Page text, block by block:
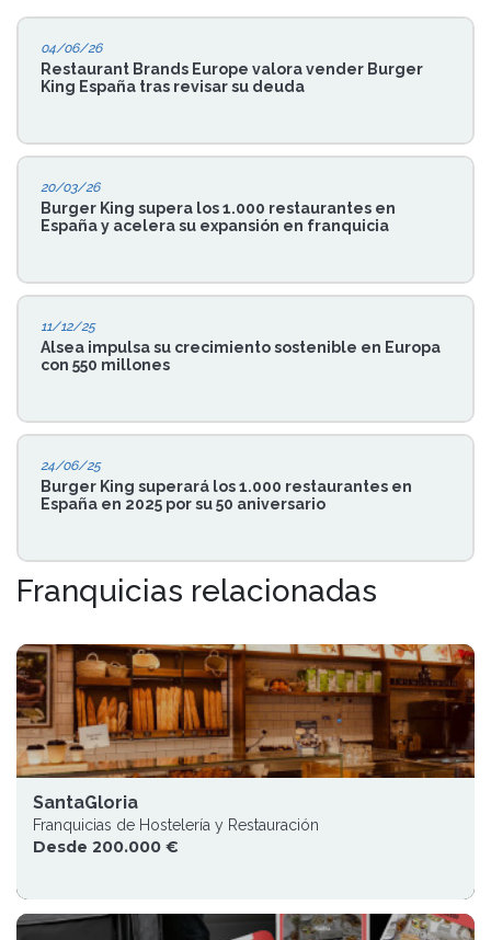
04/06/26
Restaurant Brands Europe valora vender Burger
King España tras revisar su deuda
20/03/26
Burger King supera los 1.000 restaurantes en
España y acelera su expansión en franquicia
11/12/25
Alsea impulsa su crecimiento sostenible en Europa
con 550 millones
24/06/25
Burger King superará los 1.000 restaurantes en
España en 2025 por su 50 aniversario
Franquicias relacionadas
SantaGloria
Franquicias de Hostelería y Restauración
Desde 200.000 €